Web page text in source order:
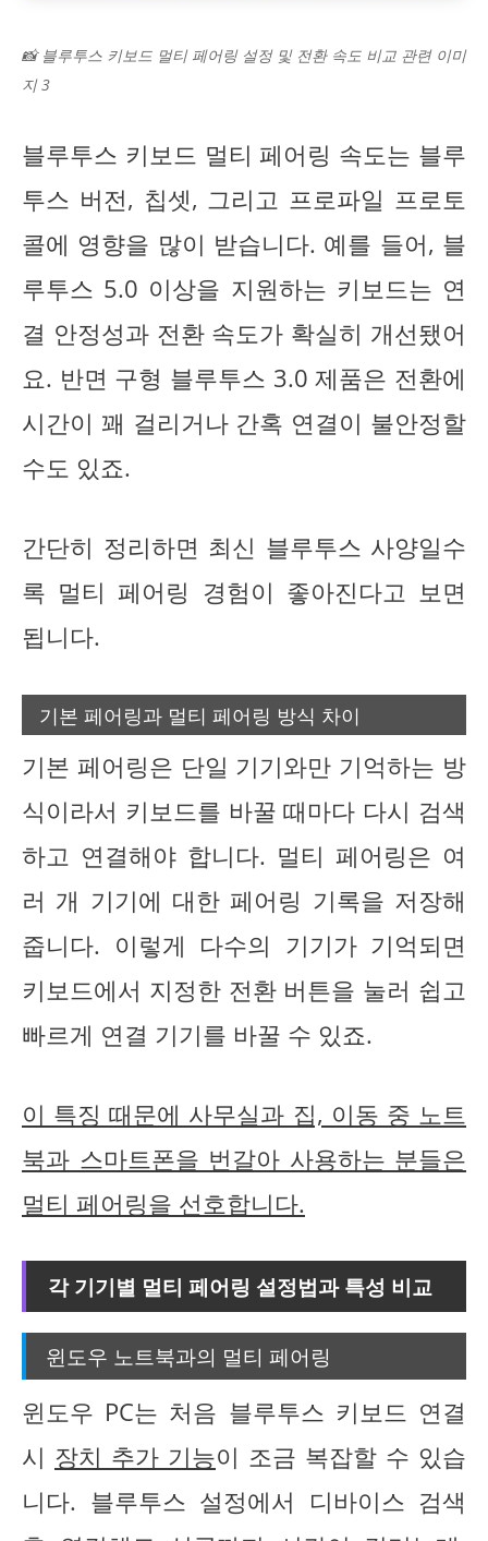
📸 블루투스 키보드 멀티 페어링 설정 및 전환 속도 비교 관련 이미
지 3
블루투스 키보드 멀티 페어링 속도는 블루
투스 버전, 칩셋, 그리고 프로파일 프로토
콜에 영향을 많이 받습니다. 예를 들어, 블
루투스 5.0 이상을 지원하는 키보드는 연
결 안정성과 전환 속도가 확실히 개선됐어
요. 반면 구형 블루투스 3.0 제품은 전환에
시간이 꽤 걸리거나 간혹 연결이 불안정할
수도 있죠.
간단히 정리하면 최신 블루투스 사양일수
록 멀티 페어링 경험이 좋아진다고 보면
됩니다.
기본 페어링과 멀티 페어링 방식 차이
기본 페어링은 단일 기기와만 기억하는 방
식이라서 키보드를 바꿀 때마다 다시 검색
하고 연결해야 합니다. 멀티 페어링은 여
러 개 기기에 대한 페어링 기록을 저장해
줍니다. 이렇게 다수의 기기가 기억되면
키보드에서 지정한 전환 버튼을 눌러 쉽고
빠르게 연결 기기를 바꿀 수 있죠.
이 특징 때문에 사무실과 집, 이동 중 노트
북과 스마트폰을 번갈아 사용하는 분들은
멀티 페어링을 선호합니다.
각 기기별 멀티 페어링 설정법과 특성 비교
윈도우 노트북과의 멀티 페어링
윈도우 PC는 처음 블루투스 키보드 연결
시 장치 추가 기능이 조금 복잡할 수 있습
니다. 블루투스 설정에서 디바이스 검색